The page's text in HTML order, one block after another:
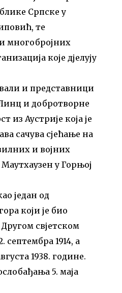
Српске у
те
многобројних
које дјелују
и представници
и добротворне
из Аустрије која је
сачува сјећање на
и војних
у Горњој
један од
који је био
свјетском
септембра 1914, а
1938. године.
5. маја